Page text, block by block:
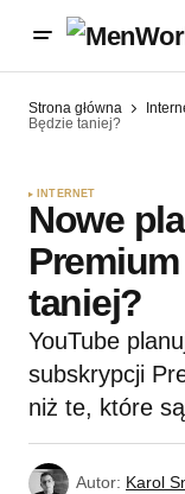
Strona główna
Będzie taniej?
INTERNET
Nowe
taniej?
YouTube
subskrypcji
niż te, które
Autor: Karol